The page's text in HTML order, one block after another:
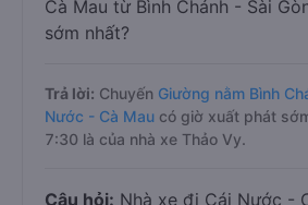
Cà Mau từ Bình Chánh - Sài
sớm nhất?
Trả lời: Chuyến Giường nằm Bình
Nước - Cà Mau có giờ xuất phát
7:30 là của nhà xe Thảo Vy.
Câu hỏi: Nhà xe đi Cái Nước -